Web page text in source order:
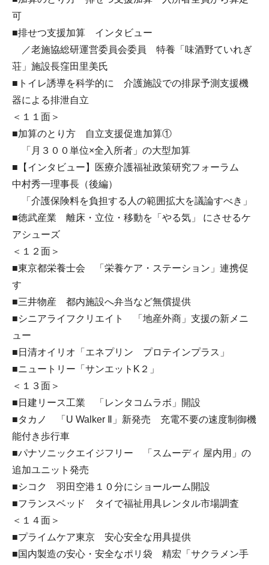
可
■排せつ支援加算 インタビュー
／老施協総研運営委員会委員 特養「味酒野ていれぎ
荘」施設長窪田里美氏
■トイレ誘導を科学的に 介護施設での排尿予測支援機
器による排泄自立
＜１１面＞
■加算のとり方 自立支援促進加算①
「月３００単位×全入所者」の大型加算
■【インタビュー】医療介護福祉政策研究フォーラム
中村秀一理事長（後編）
「介護保険料を負担する人の範囲拡大を議論すべき」
■徳武産業 離床・立位・移動を「やる気」 にさせるケ
アシューズ
＜１２面＞
■東京都栄養士会 「栄養ケア・ステーション」連携促
す
■三井物産 都内施設へ弁当など無償提供
■シニアライフクリエイト 「地産外商」支援の新メニ
ュー
■日清オイリオ「エネプリン プロテインプラス」
■ニュートリー「サンエットK２」
＜１３面＞
■日建リース工業 「レンタコムラボ」開設
■タカノ 「U Walker Ⅱ」新発売 充電不要の速度制御機
能付き歩行車
■パナソニックエイジフリー 「スムーディ 屋内用」の
追加ユニット発売
■シコク 羽田空港１０分にショールーム開設
■フランスベッド タイで福祉用具レンタル市場調査
＜１４面＞
■プライムケア東京 安心安全な用具提供
■国内製造の安心・安全なポリ袋 精宏「サクラメン手